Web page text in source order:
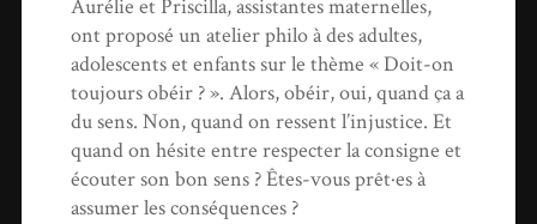
Aurélie et Priscilla, assistantes maternelles,
ont proposé un atelier philo à des adultes,
adolescents et enfants sur le thème « Doit-on
toujours obéir ? ». Alors, obéir, oui, quand ça a
du sens. Non, quand on ressent l’injustice. Et
quand on hésite entre respecter la consigne et
écouter son bon sens ? Êtes-vous prêt·es à
assumer les conséquences ?